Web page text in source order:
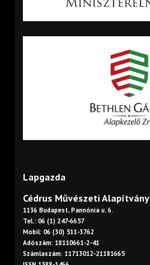
Lapgazda
Cédrus Művészeti Alapítvány
1136 Budapest, Pannónia u. 6.
Tel.: 06 (1) 247-6657
Mobil: 06 (30) 511-3762
Adószám: 18110661-2-41
Számlaszám: 11713012-21181665